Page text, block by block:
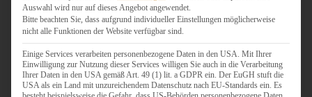
Auswahl wird nur auf dieses Angebot angewendet.
Bitte beachten Sie, dass aufgrund individueller Einstellungen möglicherweise
nicht alle Funktionen der Website verfügbar sind.
Einige Services verarbeiten personenbezogene Daten in den USA. Mit Ihrer
Einwilligung zur Nutzung dieser Services willigen Sie auch in die Verarbeitung
Ihrer Daten in den USA gemäß Art. 49 (1) lit. a GDPR ein. Der EuGH stuft die
USA als ein Land mit unzureichendem Datenschutz nach EU-Standards ein. Es